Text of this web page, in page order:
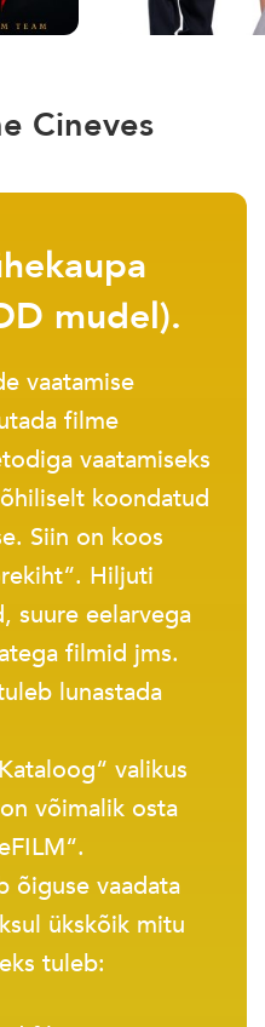
Cineves
mudel).
vaatamise
filme
vaatamiseks
koondatud
Siin on koos
Hiljuti
suure eelarvega
filmid jms.
lunastada
valikus
võimalik osta
õiguse vaadata
ükskõik mitu
tuleb: